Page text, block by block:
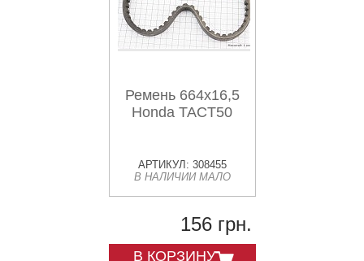
Ремень 664х16,5
Honda TACT50
АРТИКУЛ: 308455
В НАЛИЧИИ МАЛО
156 грн.
В КОРЗИНУ